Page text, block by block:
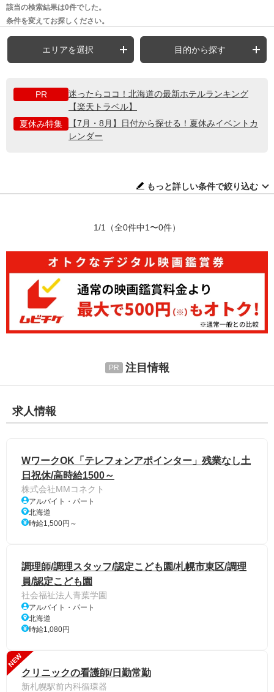
該当の検索結果は0件でした。
条件を変えてお探しください。
エリアを選択 目的から探す
PR
迷ったらココ！北海道の最新ホテルランキング
【楽天トラベル】
夏休み特集
【7月・8月】日付から探せる！夏休みイベントカ
レンダー
もっと詳しい条件で絞り込む
1/1 （全0件中1〜0件）
注目情報
求人情報
WワークOK「テレフォンアポインター」残業なし土
日祝休/高時給1500～
株式会社MMコネクト
アルバイト・パート
北海道
時給1,500円～
調理師/調理スタッフ/認定こども園/札幌市東区/調理
員/認定こども園
社会福祉法人青葉学園
アルバイト・パート
北海道
時給1,080円
NEW
クリニックの看護師/日勤常勤
新札幌駅前内科循環器